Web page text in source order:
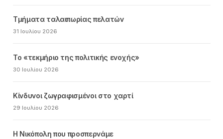
Τμήματα ταλαιπωρίας πελατών
31 Ιουλίου 2026
Το «τεκμήριο της πολιτικής ενοχής»
30 Ιουλίου 2026
Κίνδυνοι ζωγραφισμένοι στο χαρτί
29 Ιουλίου 2026
Η Νικόπολη που προσπερνάμε